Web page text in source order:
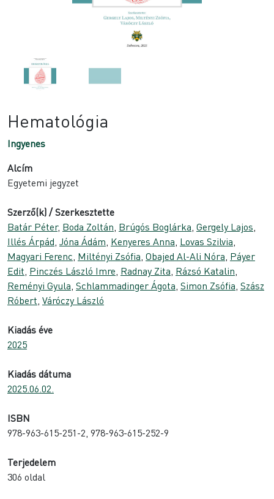
Hematológia
Ingyenes
Alcím
Egyetemi jegyzet
Szerző(k) / Szerkesztette
Batár Péter, Boda Zoltán, Brúgós Boglárka, Gergely Lajos,
Illés Árpád, Jóna Ádám, Kenyeres Anna, Lovas Szilvia,
Magyari Ferenc, Miltényi Zsófia, Obajed Al-Ali Nóra, Páyer
Edit, Pinczés László Imre, Radnay Zita, Rázsó Katalin,
Reményi Gyula, Schlammadinger Ágota, Simon Zsófia, Szász
Róbert, Váróczy László
Kiadás éve
2025
Kiadás dátuma
2025.06.02.
ISBN
978-963-615-251-2, 978-963-615-252-9
Terjedelem
306 oldal